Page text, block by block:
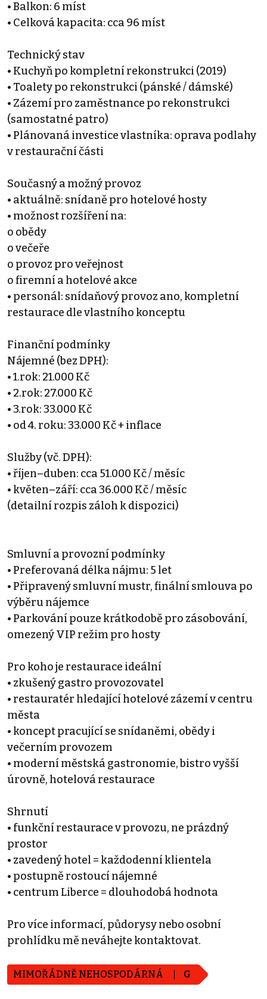
• Balkon: 6 míst
• Celková kapacita: cca 96 míst
Technický stav
• Kuchyň po kompletní rekonstrukci (2019)
• Toalety po rekonstrukci (pánské / dámské)
• Zázemí pro zaměstnance po rekonstrukci
(samostatné patro)
• Plánovaná investice vlastníka: oprava podlahy
v restaurační části
Současný a možný provoz
• aktuálně: snídaně pro hotelové hosty
• možnost rozšíření na:
o obědy
o večeře
o provoz pro veřejnost
o firemní a hotelové akce
• personál: snídaňový provoz ano, kompletní
restaurace dle vlastního konceptu
Finanční podmínky
Nájemné (bez DPH):
• 1.rok: 21.000 Kč
• 2.rok: 27.000 Kč
• 3.rok: 33.000 Kč
• od 4. roku: 33.000 Kč + inflace
Služby (vč. DPH):
• říjen–duben: cca 51.000 Kč / měsíc
• květen–září: cca 36.000 Kč / měsíc
(detailní rozpis záloh k dispozici)
Smluvní a provozní podmínky
• Preferovaná délka nájmu: 5 let
• Připravený smluvní mustr, finální smlouva po
výběru nájemce
• Parkování pouze krátkodobě pro zásobování,
omezený VIP režim pro hosty
Pro koho je restaurace ideální
• zkušený gastro provozovatel
• restauratér hledající hotelové zázemí v centru
města
• koncept pracující se snídaněmi, obědy i
večerním provozem
• moderní městská gastronomie, bistro vyšší
úrovně, hotelová restaurace
Shrnutí
• funkční restaurace v provozu, ne prázdný
prostor
• zavedený hotel = každodenní klientela
• postupně rostoucí nájemné
• centrum Liberce = dlouhodobá hodnota
Pro více informací, půdorysy nebo osobní
prohlídku mě neváhejte kontaktovat.
MIMOŘÁDNĚ NEHOSPODÁRNÁ G